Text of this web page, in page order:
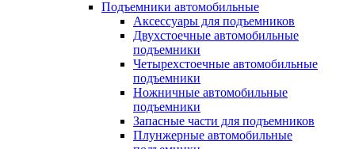
Подъемники автомобильные
Аксессуары для подъемников
Двухстоечные автомобильные
подъемники
Четырехстоечные автомобильные
подъемники
Ножничные автомобильные
подъемники
Запасные части для подъемников
Плунжерные автомобильные